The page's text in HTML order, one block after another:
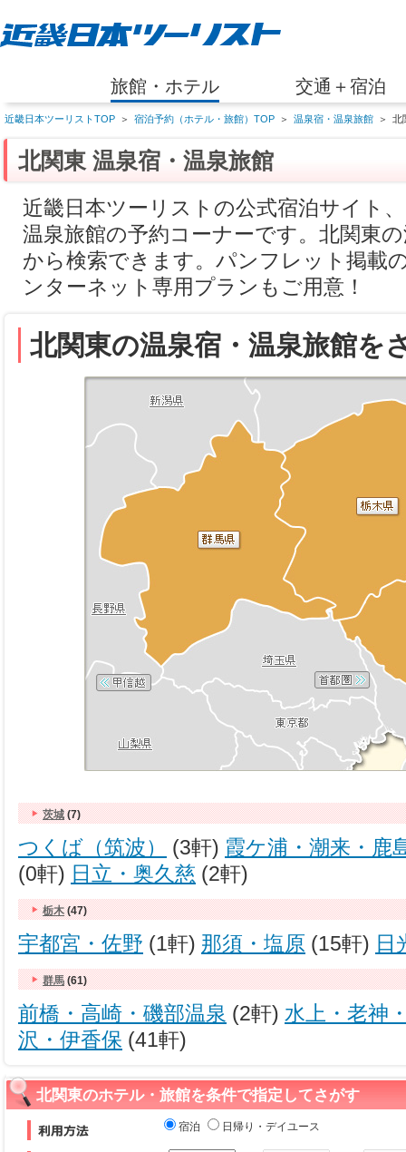
旅館・ホテル 交通＋宿泊
近畿日本ツーリストTOP ＞ 宿泊予約（ホテル・旅館）TOP ＞ 温泉宿・温泉旅館 ＞ 北
北関東 温泉宿・温泉旅館
近畿日本ツーリストの公式宿泊サイト
温泉旅館の予約コーナーです。北関東
から検索できます。パンフレット掲載
ンターネット専用プランもご用意！
北関東の温泉宿・温泉旅館を
茨城(7)
つくば（筑波） (3軒) 霞ケ浦・潮来・鹿
(0軒) 日立・奥久慈 (2軒)
栃木(47)
宇都宮・佐野 (1軒) 那須・塩原 (15軒) 日
群馬(61)
前橋・高崎・磯部温泉 (2軒) 水上・老神
沢・伊香保 (41軒)
北関東のホテル・旅館を条件で指定してさがす
宿泊 日帰り・デイユース